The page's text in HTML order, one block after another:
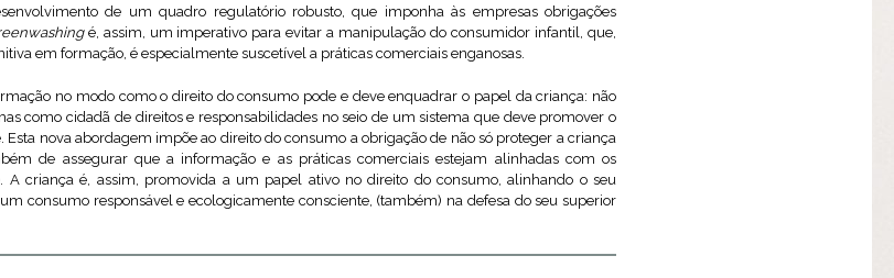
de um quadro regulatório robusto, que imponha às empresas obrigações
é, assim, um imperativo para evitar a manipulação do consumidor infantil, que,
em formação, é especialmente suscetível a práticas comerciais enganosas.
no modo como o direito do consumo pode e deve enquadrar o papel da criança: não
como cidadã de direitos e responsabilidades no seio de um sistema que deve promover o
nova abordagem impõe ao direito do consumo a obrigação de não só proteger a criança
de assegurar que a informação e as práticas comerciais estejam alinhadas com os
A criança é, assim, promovida a um papel ativo no direito do consumo, alinhando o seu
consumo responsável e ecologicamente consciente, (também) na defesa do seu superior